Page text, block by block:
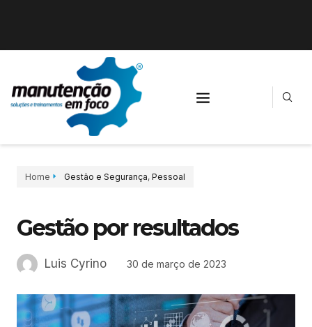
Home Gestão e Segurança, Pessoal
Gestão por resultados
Luis Cyrino 30 de março de 2023